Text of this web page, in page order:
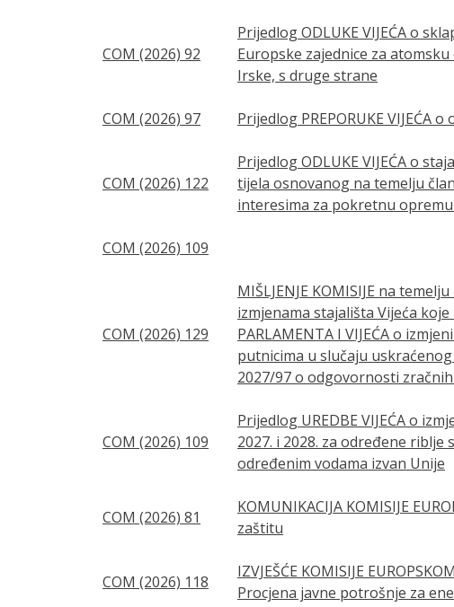
COM (2026) 92
Prijedlog ODLUKE VIJEĆA o
Europske zajednice za
Irske, s druge strane
COM (2026) 97 Prijedlog PREPORUKE
COM (2026) 122
Prijedlog ODLUKE VIJEĆA o
tijela osnovanog na temelju
interesima za pokretnu
COM (2026) 109
COM (2026) 129
MIŠLJENJE KOMISIJE na
izmjenama stajališta Vijeća
PARLAMENTA I VIJEĆA o
putnicima u slučaju
2027/97 o odgovornosti
COM (2026) 109
Prijedlog UREDBE VIJEĆA o
2027. i 2028. za određene
određenim vodama izvan Unije
COM (2026) 81
KOMUNIKACIJA KOMISIJE
zaštitu
COM (2026) 118
IZVJEŠĆE KOMISIJE
Procjena javne potrošnje za